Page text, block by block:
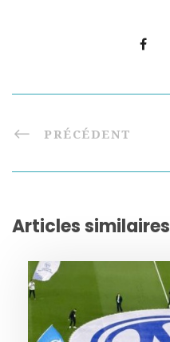
PRÉCÉDENT
Articles similaires